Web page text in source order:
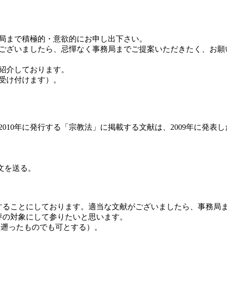
で積極的・意欲的にお申し出下さい。
いましたら、忌憚なく事務局までご提案いただきたく、お願
しております。
け付けます）。
年に発行する「宗教法」に掲載する文献は、2009年に発表
送る。
ことにしております。適当な文献がございましたら、事務局
対象にして参りたいと思います。
ったものでも可とする）。